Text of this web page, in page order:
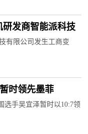
发商智能派科技
有限公司发生工商变
时领先墨菲
选手吴宜泽暂时以10:7领